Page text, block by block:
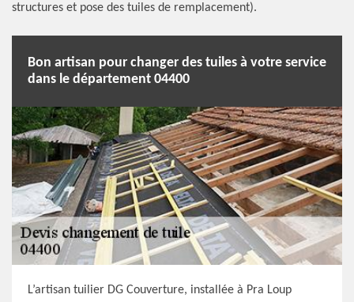
structures et pose des tuiles de remplacement).
Bon artisan pour changer des tuiles à votre service
dans le département 04400
L’artisan tuilier DG Couverture, installée à Pra Loup